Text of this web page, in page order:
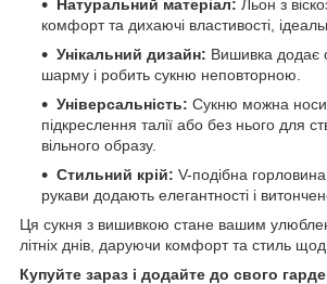
Натуральний матеріал: Льон з
комфорт та дихаючі властивості,
Унікальний дизайн: Вишивка додає
шарму і робить сукню неповторною.
Універсальність: Сукню можна
підкреслення талії або без нього для
вільного образу.
Стильний крій: V-подібна
рукави додають елегантності і
Ця сукня з вишивкою стане вашим
літніх днів, даруючи комфорт та стиль
Купуйте зараз і додайте до свого